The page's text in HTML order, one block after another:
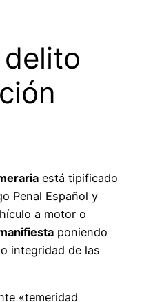
delito
está tipificado
Penal Español y
a motor o
poniendo
integridad de las
«temeridad